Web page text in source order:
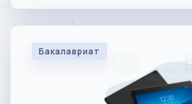
Бакалавриат